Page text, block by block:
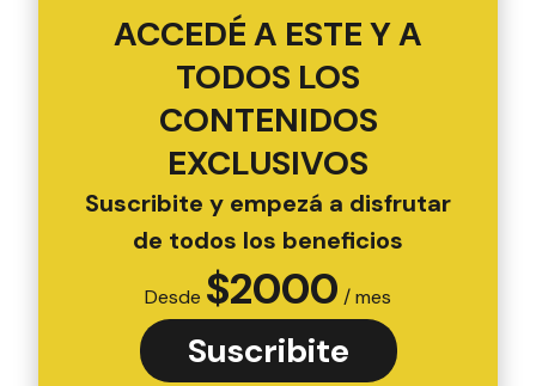
ACCEDÉ A ESTE Y A
TODOS LOS
CONTENIDOS
EXCLUSIVOS
Suscribite y empezá a disfrutar
de todos los beneficios
Desde $2000 / mes
Suscribite